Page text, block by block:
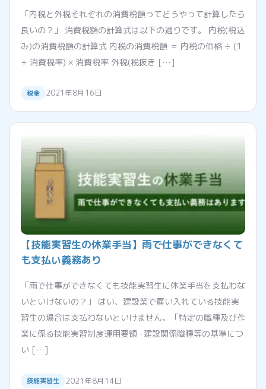
「内税と外税それぞれの消費税額ってどうやって計算したら
良いの？」 消費税額の計算式は以下の通りです。 内税(税込
み)の消費税額の計算式 内税の消費税額 ＝ 内税の価格 ÷ (1
+ 消費税率) × 消費税率 外税(税抜き […]
税金 2021年8月16日
【技能実習生の休業手当】雨で仕事ができなくて
も支払い義務あり
「雨で仕事ができなくても技能実習生に休業手当を支払わな
いといけないの？」 はい、建設業で雇い入れている技能実
習生の場合は支払わないといけません。「特定の職種及び作
業に係る技能実習制度運用要領 -建設関係職種等の基準につ
い […]
技能実習生 2021年8月14日